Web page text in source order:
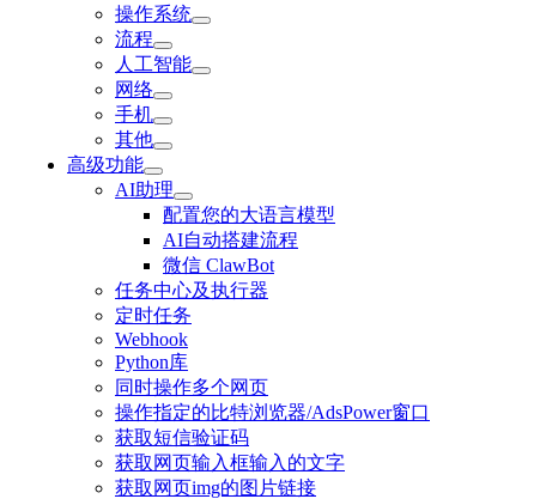
操作系统
流程
人工智能
网络
手机
其他
高级功能
AI助理
配置您的大语言模型
AI自动搭建流程
微信 ClawBot
任务中心及执行器
定时任务
Webhook
Python库
同时操作多个网页
操作指定的比特浏览器/AdsPower窗口
获取短信验证码
获取网页输入框输入的文字
获取网页img的图片链接